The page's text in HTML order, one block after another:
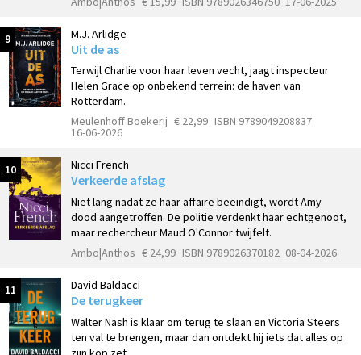
9 M.J. Arlidge
Uit de as
Terwijl Charlie voor haar leven vecht, jaagt inspecteur
Helen Grace op onbekend terrein: de haven van
Rotterdam.
Meulenhoff Boekerij € 22,99 ISBN 9789049208837
16-06-2026
10 Nicci French
Verkeerde afslag
Niet lang nadat ze haar affaire beëindigt, wordt Amy
dood aangetroffen. De politie verdenkt haar echtgenoot,
maar rechercheur Maud O'Connor twijfelt.
Ambo|Anthos € 24,99 ISBN 9789026370182 08-04-2026
11 David Baldacci
De terugkeer
Walter Nash is klaar om terug te slaan en Victoria Steers
ten val te brengen, maar dan ontdekt hij iets dat alles op